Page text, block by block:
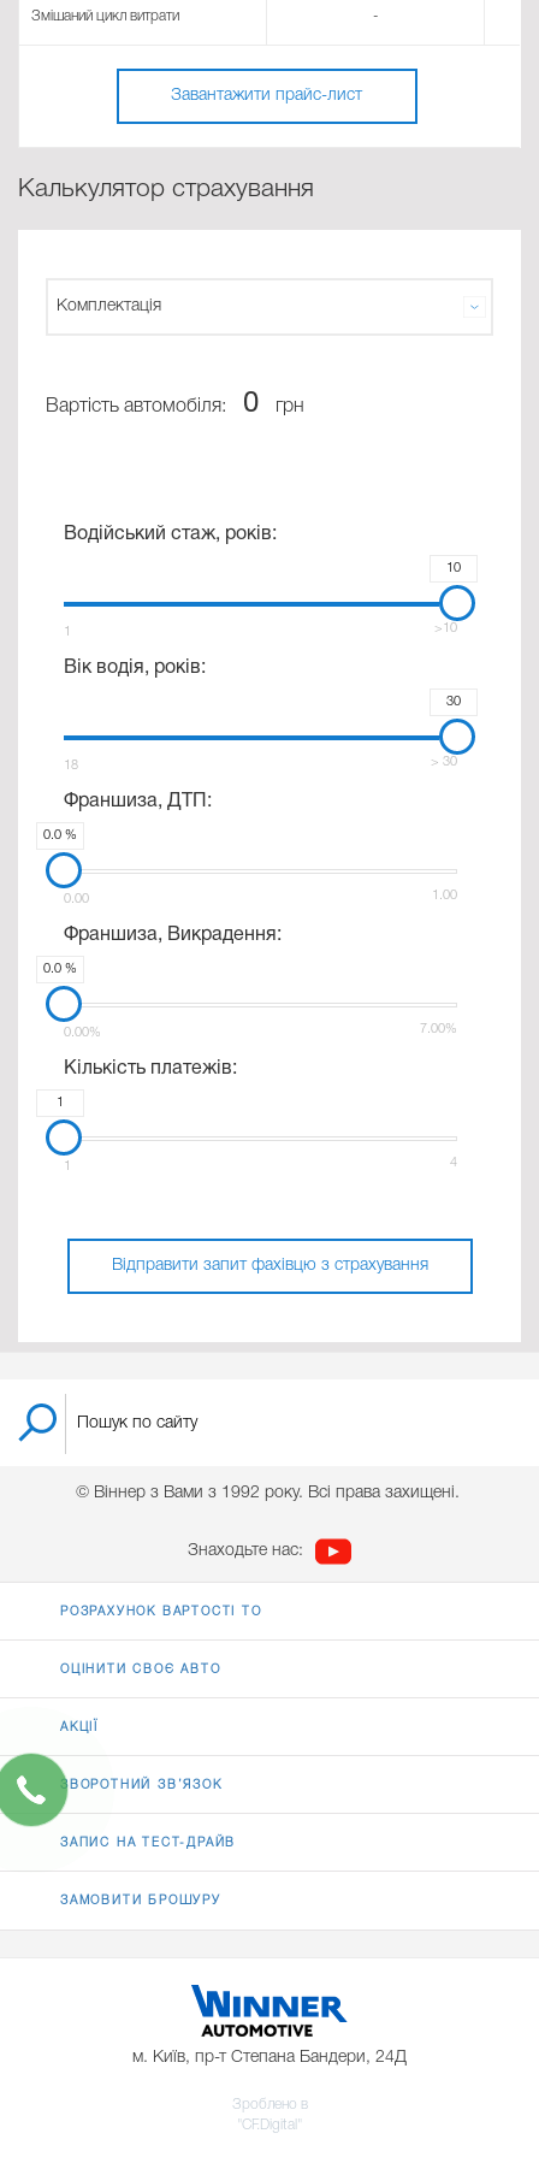
Змішаний цикл витрати -
Завантажити прайс-лист
Калькулятор страхування
Вартість автомобіля: 0 грн
Водійський стаж, років:
10
1 >10
Вік водія, років:
30
18 > 30
Франшиза, ДТП:
0.0 %
0.00 1.00
Франшиза, Викрадення:
0.0 %
0.00% 7.00%
Кількість платежів:
1
1 4
Відправити запит фахівцю з страхування
© Віннер з Вами з 1992 року. Всі права захищені.
Знаходьте нас:
РОЗРАХУНОК ВАРТОСТІ ТО
ОЦІНИТИ СВОЄ АВТО
АКЦІЇ
ЗВОРОТНИЙ ЗВ’ЯЗОК
ЗАПИС НА ТЕСТ-ДРАЙВ
ЗАМОВИТИ БРОШУРУ
м. Київ, пр-т Степана Бандери, 24Д
Зроблено в
"CF.Digital"